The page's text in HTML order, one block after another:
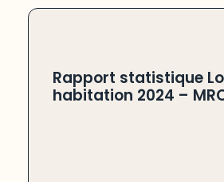
Rapport statistique
habitation 2024 –